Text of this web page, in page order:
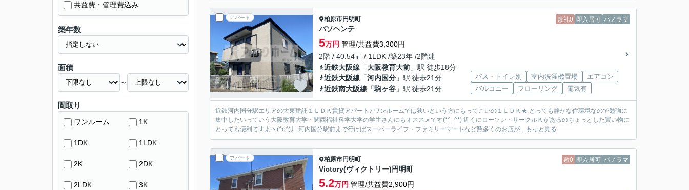
アパート 敷礼0 即入居可 パノラマ
柏原市円明町
パソヘンテ
5万円 管理/共益費3,300円
2階 / 40.54㎡ / 1LDK /築23年 /2階建
近鉄大阪線 「大阪教育大前 」駅 徒歩18分
近鉄大阪線 「河内国分 」駅 徒歩21分
近鉄南大阪線 「駒ヶ谷 」駅 徒歩21分
バス・トイレ別 室内洗濯機置場
エアコン
バルコニー
フローリング 電気有
近鉄河内国分駅エリアの大東建託１ＬＤＫ賃貸アパート♪ ワンルームでは狭いという方にもってこいの１ＬＤＫ★ とっても静かな住環境なので勉強に
集中したいっていう大阪教育大学・関西福祉科学大学の学生さんにもオススメです(*^_^*) 近くにローソン・サークルＫがあるのちょっとした買い物に
とっても便利ですよヽ(^o^)丿 河内国分駅前まで行けばスーパーライフ・ファミリーマートなど数多くのお店が... もっと見る
アパート 敷0 即入居可 パノラマ
柏原市円明町
Victory(ヴィクトリー)円明町
5.2万円 管理/共益費2,900円
共益費・管理費込み
築年数
面積
～
間取り
ワンルーム 1K
1DK 1LDK
2K 2DK
2LDK 3K